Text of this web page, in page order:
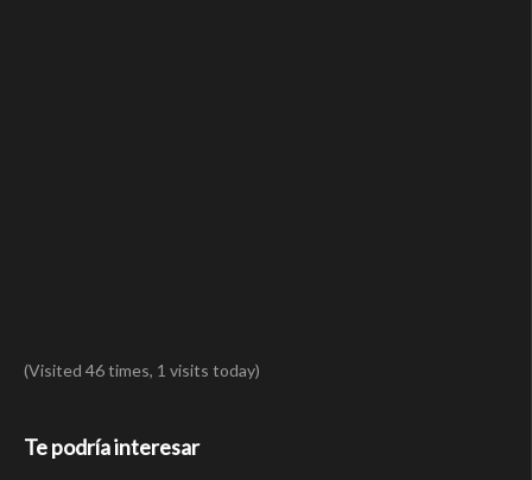
(Visited 46 times, 1 visits today)
Te podría interesar